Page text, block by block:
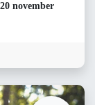
november